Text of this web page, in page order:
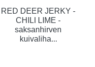
RED DEER JERKY -
CHILI LIME -
saksanhirven
kuivaliha...